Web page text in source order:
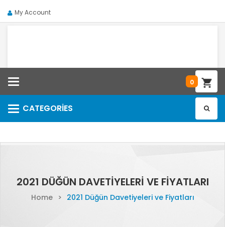
My Account
0
CATEGORIES
Categories
2021 DÜĞÜN DAVETIYELERI VE FIYATLARI
Home > 2021 Düğün Davetiyeleri ve Fiyatları